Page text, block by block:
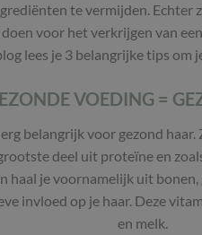
te vermijden. Echter
voor het verkrijgen van
lees je 3 belangrijke tips om
VOEDING =
belangrijk voor gezond
deel uit proteïne en
haal je voornamelijk uit bonen,
invloed op je haar. Deze
en melk.